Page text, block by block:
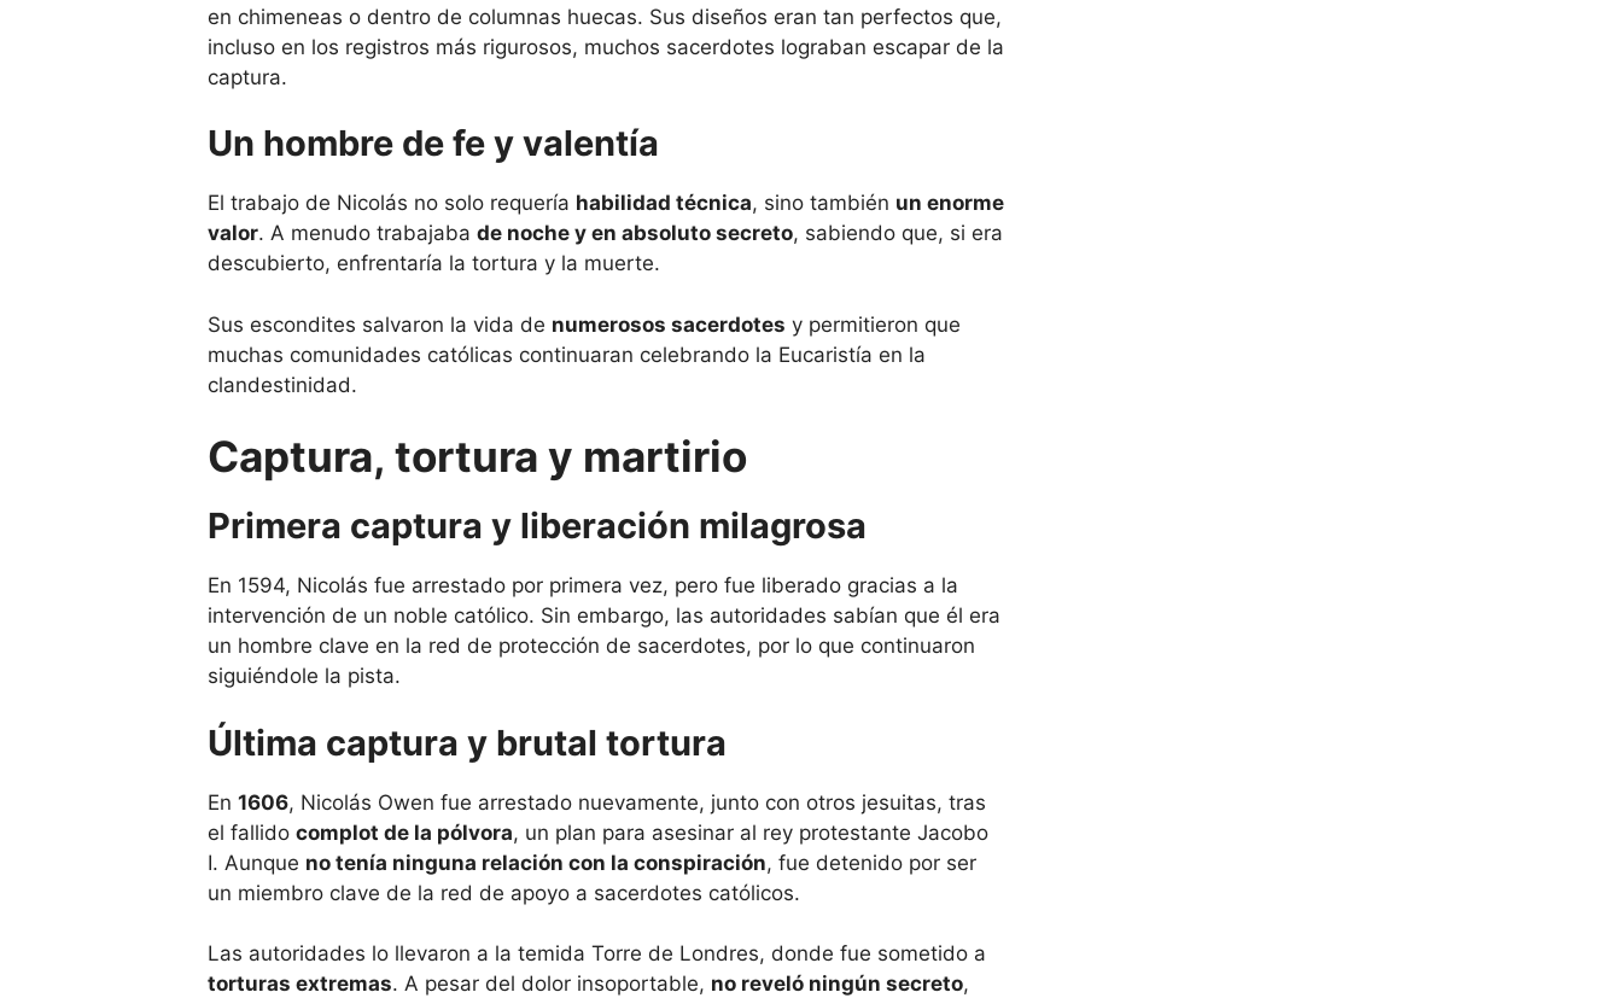
en chimeneas o dentro de columnas huecas. Sus diseños eran tan perfectos que,
incluso en los registros más rigurosos, muchos sacerdotes lograban escapar de la
captura.
Un hombre de fe y valentía
El trabajo de Nicolás no solo requería habilidad técnica, sino también un enorme
valor. A menudo trabajaba de noche y en absoluto secreto, sabiendo que, si era
descubierto, enfrentaría la tortura y la muerte.
Sus escondites salvaron la vida de numerosos sacerdotes y permitieron que
muchas comunidades católicas continuaran celebrando la Eucaristía en la
clandestinidad.
Captura, tortura y martirio
Primera captura y liberación milagrosa
En 1594, Nicolás fue arrestado por primera vez, pero fue liberado gracias a la
intervención de un noble católico. Sin embargo, las autoridades sabían que él era
un hombre clave en la red de protección de sacerdotes, por lo que continuaron
siguiéndole la pista.
Última captura y brutal tortura
En 1606, Nicolás Owen fue arrestado nuevamente, junto con otros jesuitas, tras
el fallido complot de la pólvora, un plan para asesinar al rey protestante Jacobo
I. Aunque no tenía ninguna relación con la conspiración, fue detenido por ser
un miembro clave de la red de apoyo a sacerdotes católicos.
Las autoridades lo llevaron a la temida Torre de Londres, donde fue sometido a
torturas extremas. A pesar del dolor insoportable, no reveló ningún secreto,